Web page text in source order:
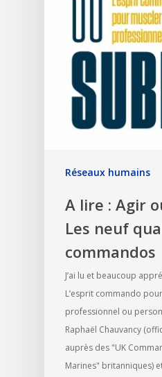
Réseaux humains
A lire : Agir
Les neuf
commandos
J’ai lu et beaucoup
L’esprit commando
professionnel ou
Raphaël Chauvancy
auprès des "UK
Marines" britanniques)